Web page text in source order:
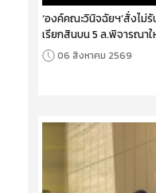
‘องค์คณะวินิจฉัยฯ’สั่งไม่
เรียกสินบน 5 ล.พิจารณา
06 สิงหาคม 2569